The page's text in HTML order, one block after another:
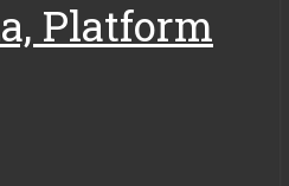
Platform